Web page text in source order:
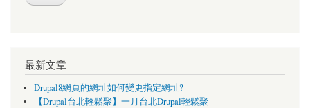
最新文章
Drupal8網頁的網址如何變更指定網址?
【Drupal台北輕鬆聚】一月台北Drupal輕鬆聚